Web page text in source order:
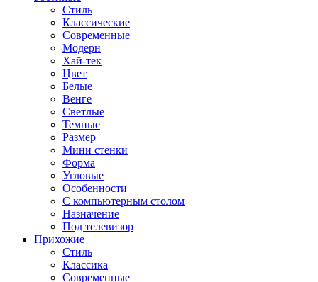
Стиль
Классические
Современные
Модерн
Хай-тек
Цвет
Белые
Венге
Светлые
Темные
Размер
Мини стенки
Форма
Угловые
Особенности
С компьютерным столом
Назначение
Под телевизор
Прихожие
Стиль
Классика
Современные